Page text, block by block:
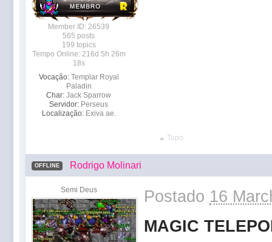
Member ID: 26539
565 posts
199 topics
Tempo Online: 216d 5h 26m
18s
Vocação: Templar Royal
Paladin
Char: Jack Sparrow
Servidor: Perseus
Localização: Exiva ae.
Topo
OFFLINE Rodrigo Molinari
Semi Deus Postado 16
MAGIC